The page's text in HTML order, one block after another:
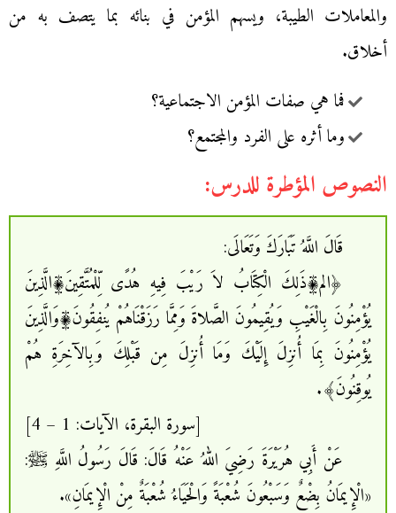
والمعاملات الطيبة، ويسهم المؤمن في بنائه بما يتصف به من
أخلاق.
فما هي صفات المؤمن الاجتماعية؟
وما أثره على الفرد والمجتمع؟
النصوص المؤطرة للدرس:
قَالَ اللَّهُ تَبَارَكَ وَتَعَالَى:
﴿الم۩ذَلِكَ الْكِتَابُ لاَ رَيْبَ فِيهِ هُدًى لِّلْمُتَّقِينَ۩الَّذِينَ
يُؤْمِنُونَ بِالْغَيْبِ وَيُقِيمُونَ الصَّلاةَ وَمِمَّا رَزَقْنَاهُمْ يُنفِقُونَ۩وَالَّذِينَ
يُؤْمِنُونَ بِمَا أُنزِلَ إِلَيْكَ وَمَا أُنزِلَ مِن قَبْلِكَ وَبِالآخِرَةِ هُمْ
يُوقِنُونَ﴾.
[سورة البقرة، الآيات: 1 – 4]
عَنْ أَبِي هُرَيْرَةَ رَضِيَ اللهُ عَنْهُ قَالَ: قَالَ رَسُولُ اللَّهِ ﷺ:
«الْإِيمَانُ بِضْعٌ وَسَبْعُونَ شُعْبَةً وَالْحَيَاءُ شُعْبَةٌ مِنْ الْإِيمَانِ».